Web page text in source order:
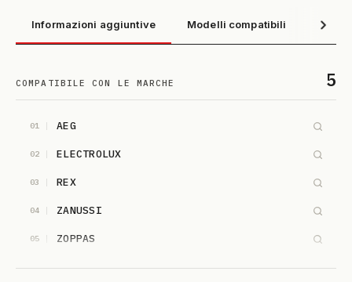
Informazioni aggiuntive Modelli compatibili
COMPATIBILE CON LE MARCHE 5
01 AEG
02 ELECTROLUX
03 REX
04 ZANUSSI
05 ZOPPAS